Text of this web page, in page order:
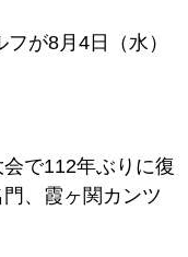
が8月4日（水）
で112年ぶりに復
、霞ヶ関カンツ